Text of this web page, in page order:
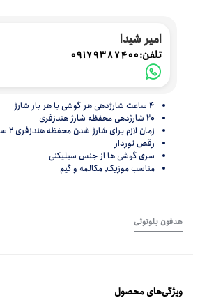
امیر شیدا
تلفن:09179387400
4 ساعت شارژدهی هر گوشی با هر بار شارژ
20 شارژدهی محفظه شارژ هندزفری
زمان لازم برای شارژ شدن محفظه هندزفری 2 ساعت
رقص نوردار
سری گوشی ها از جنس سیلیکنی
مناسب موزیک, مکالمه و گیم
هدفون بلوتوثی
ویژگی‌های محصول